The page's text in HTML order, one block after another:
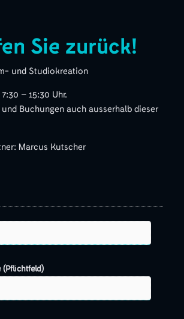
Sie zurück!
und Studiokreation
– 15:30 Uhr.
Buchungen auch ausserhalb dieser
Marcus Kutscher
(Pflichtfeld)